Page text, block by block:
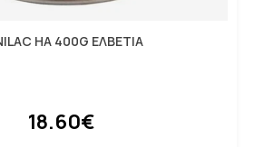
HA 400G ΕΛΒΕΤΙΑ
18.60€